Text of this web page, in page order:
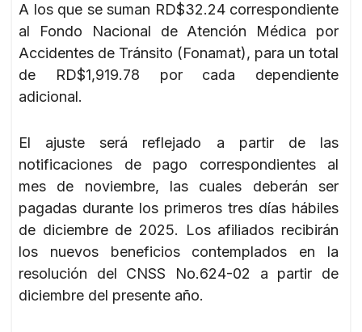
A los que se suman RD$32.24 correspondiente
al Fondo Nacional de Atención Médica por
Accidentes de Tránsito (Fonamat), para un total
de RD$1,919.78 por cada dependiente
adicional.
El ajuste será reflejado a partir de las
notificaciones de pago correspondientes al
mes de noviembre, las cuales deberán ser
pagadas durante los primeros tres días hábiles
de diciembre de 2025. Los afiliados recibirán
los nuevos beneficios contemplados en la
resolución del CNSS No.624-02 a partir de
diciembre del presente año.